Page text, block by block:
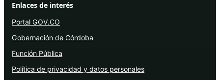
Enlaces de interés
Portal GOV.CO
Gobernación de Córdoba
Función Pública
Política de privacidad y datos personales